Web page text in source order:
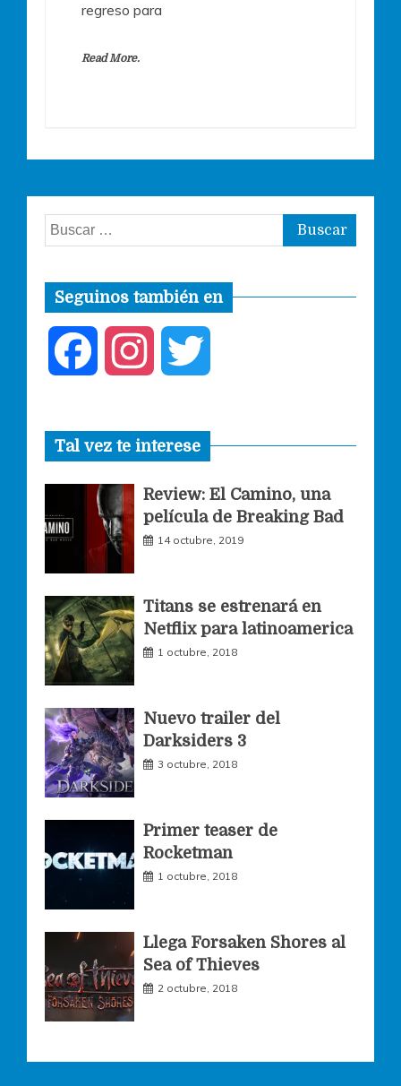
regreso para
Read More.
Buscar:
Seguinos también en
c
e
b
o
o
s
t
a
g
m
i
t
t
r
Tal vez te interese
Review: El Camino, una
película de Breaking Bad
14 octubre, 2019
Titans se estrenará en
Netflix para latinoamerica
1 octubre, 2018
Nuevo trailer del
Darksiders 3
3 octubre, 2018
Primer teaser de
Rocketman
1 octubre, 2018
Llega Forsaken Shores al
Sea of Thieves
2 octubre, 2018